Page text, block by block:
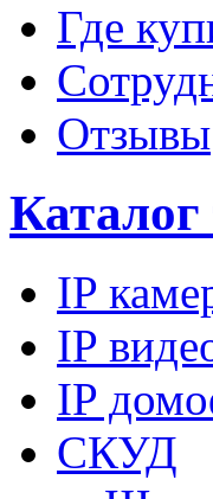
Где
Отзывы
Каталог
IP
IP
IP
СКУД